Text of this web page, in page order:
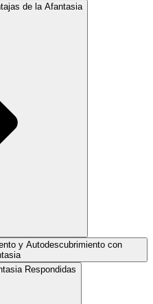
de la Afantasia
y Autodescubrimiento con
Respondidas